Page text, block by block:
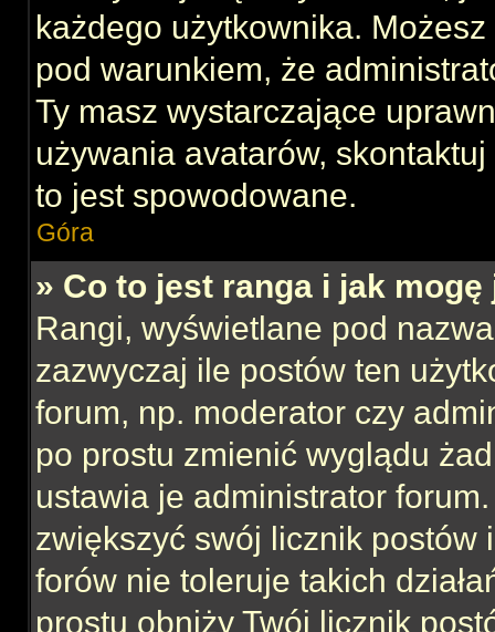
każdego użytkownika.
pod warunkiem, że
Ty masz wystarczające
używania avatarów,
to jest spowodowane.
Góra
» Co to jest ranga i jak mogę
Rangi, wyświetlane pod
zazwyczaj ile postów ten
forum, np. moderator czy
po prostu zmienić wyglądu
ustawia je administrator
zwiększyć swój licznik postów
forów nie toleruje takich
prostu obniży Twój licznik